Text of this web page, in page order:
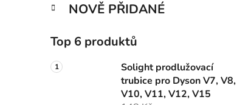
NOVĚ PŘIDANÉ
Top 6 produktů
Solight prodlužovací
trubice pro Dyson V7, V8,
V10, V11, V12, V15